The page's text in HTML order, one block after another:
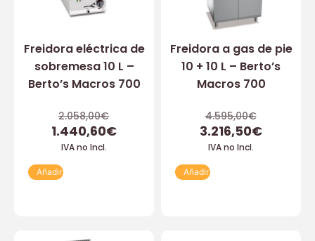
Freidora eléctrica de
sobremesa 10 L –
Berto’s Macros 700
2.058,00€
1.440,60€
IVA no Incl.
Añadir
Freidora a gas de pie
10 + 10 L – Berto’s
Macros 700
4.595,00€
3.216,50€
IVA no Incl.
Añadir